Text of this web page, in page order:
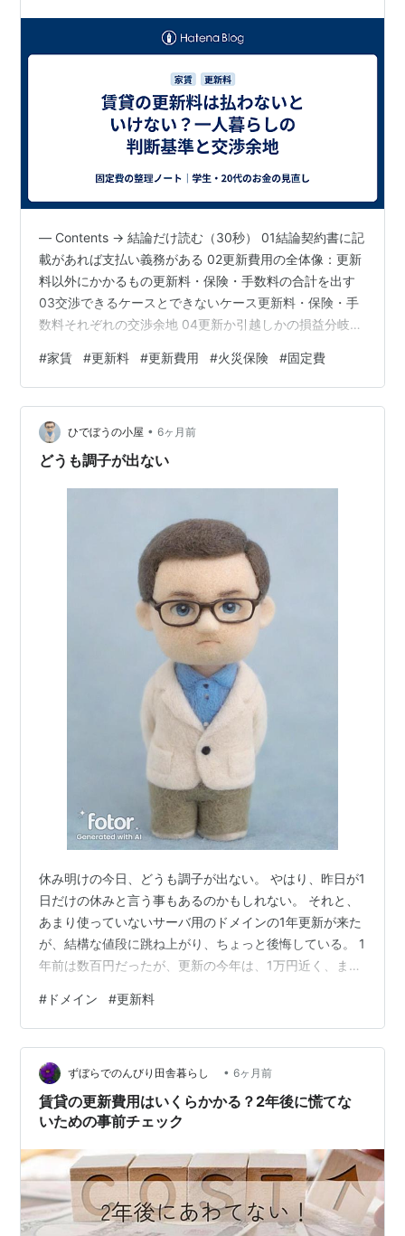
— Contents → 結論だけ読む（30秒） 01結論契約書に記
載があれば支払い義務がある 02更新費用の全体像：更新
料以外にかかるもの更新料・保険・手数料の合計を出す
03交渉できるケースとできないケース更新料・保険・手
数料それぞれの交渉余地 04更新か引越しかの損益分岐更
くていい」「全部交渉できる」を切る 06行動基準：更新
通知が届いたら今日やること契約書確認から判断完了ま
での手順 この記事は、賃貸の更新通知が届いて更新料の
請求額を見て「これは払わなければいけないのか」「交
渉できるのか」と迷っている20代・一人暮らし（単身）
#家賃 #更新料 #更新費用 #火災保険 #固定費
ひでぼうの小屋 • 6ヶ月前
どうも調子が出ない
休み明けの今日、どうも調子が出ない。 やはり、昨日が1
日だけの休みと言う事もあるのかもしれない。 それと、
あまり使っていないサーバ用のドメインの1年更新が来た
が、結構な値段に跳ね上がり、ちょっと後悔している。 1
年前は数百円だったが、更新の今年は、1万円近く、まる
に大幅な値上げを食らった、もしくは、1時間だけは安い
が、延長したらとんでもないボッタクリ価格を押し付け
られるキャバクラみたいなものかと思った。 ドメインは
家の住所に近いものなので、おいそれと変えるのには抵
抗がある。 そこをついてきた商売なのだろう。 まるでゴ
キブリホイホイみたいだ。 と…
# ドメイン #更新料
ずぼらでのんびり田舎暮らし • 6ヶ月前
賃貸の更新費用はいくらかかる？2年後に慌てな
いための事前チェック